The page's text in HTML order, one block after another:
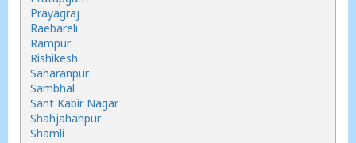
Prayagraj
Raebareli
Rampur
Rishikesh
Saharanpur
Sambhal
Sant Kabir Nagar
Shahjahanpur
Shamli